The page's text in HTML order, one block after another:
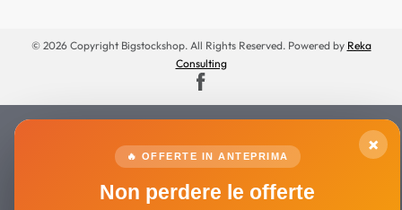
© 2026 Copyright Bigstockshop. All Rights Reserved. Powered by Reka
Consulting
×
🔥 OFFERTE IN ANTEPRIMA
Non perdere le offerte